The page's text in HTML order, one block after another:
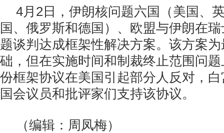
4月2日，伊朗核问题六国（美国、
国、俄罗斯和德国）、欧盟与伊朗在
题谈判达成框架性解决方案。该方案
础，但在实施时间和制裁终止范围问
份框架协议在美国引起部分人反对，
国会议员和批评家们支持该协议。
（编辑：周凤梅）